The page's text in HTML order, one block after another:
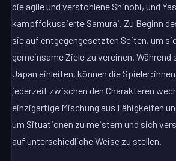
die agile und verstohlene Shinobi, und
kampffokussierte Samurai. Zu Beginn
sie auf entgegengesetzten Seiten, um
gemeinsame Ziele zu vereinen. Während
Japan einleiten, können die
jederzeit zwischen den Charakteren
einzigartige Mischung aus Fähigkeiten
um Situationen zu meistern und sich
auf unterschiedliche Weise zu stellen.